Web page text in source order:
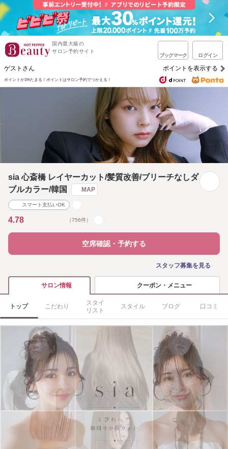
国内最大級の
サロン予約サイト
ブックマーク ログイン
ゲストさん ポイントを表示する
ポイントが1%たまる！ ポイントはサロン予約でつかえる！
sia 心斎橋 レイヤーカット/髪質改善/ブリーチなしダ
ブルカラー/韓国
MAP
スマート支払いOK
4.78 （756件）
空席確認・予約する
スタッフ募集を見る
サロン情報 クーポン・メニュー
トップ こだわり
スタイ
リスト
スタイル ブログ 口コミ